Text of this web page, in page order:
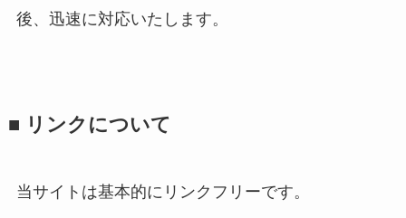
後、迅速に対応いたします。
■ リンクについて
当サイトは基本的にリンクフリーです。